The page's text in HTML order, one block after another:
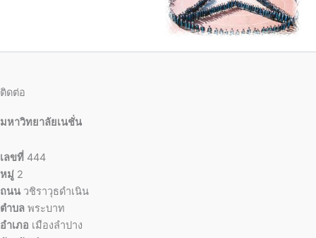
ติดต่อ
มหาวิทยาลัยเนชั่น
เลขที่ 444
หมู่ 2
ถนน วชิราวุธดำเนิน
ตำบล พระบาท
อำเภอ เมืองลำปาง